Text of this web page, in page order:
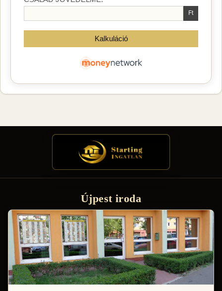
Újpest iroda